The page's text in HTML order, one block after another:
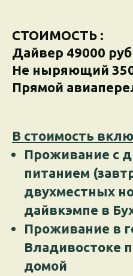
СТОИМОСТЬ :
Дайвер 49000 руб
Не ныряющий
Прямой
В стоимость
Проживание с
питанием
двухместных
дайвкэмпе в
Проживание в
Владивостоке
домой